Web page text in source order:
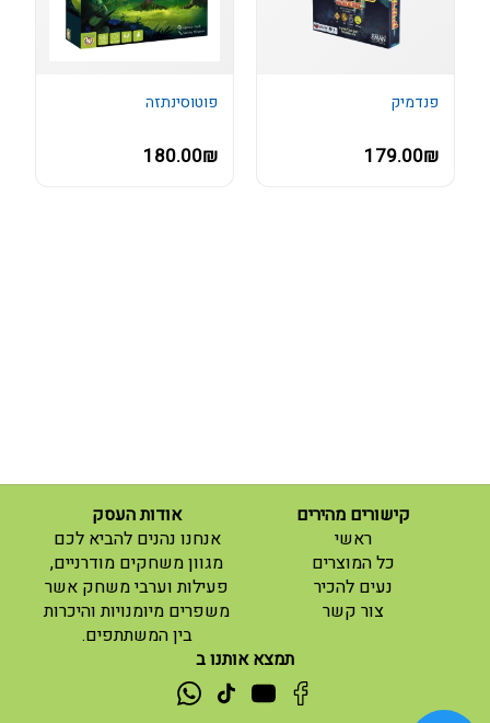
פנדמיק
179.00₪
פוטוסינתזה
180.00₪
קישורים מהירים
ראשי
(current)
כל המוצרים
נעים להכיר
צור קשר
(current)
אודות העסק
אנחנו נהנים להביא לכם
מגוון משחקים מודרניים,
פעילות וערבי משחק אשר
משפרים מיומנויות והיכרות
בין המשתתפים.
תמצא אותנו ב